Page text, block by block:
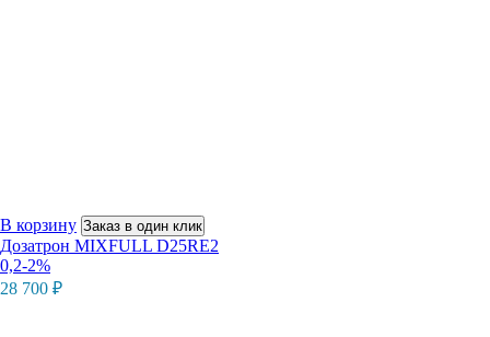
В корзину Заказ в один клик
Дозатрон MIXFULL D25RE2
0,2-2%
28 700 ₽